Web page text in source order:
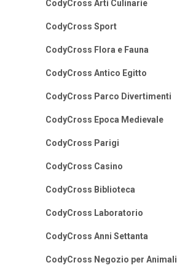
CodyCross Arti Culinarie
CodyCross Sport
CodyCross Flora e Fauna
CodyCross Antico Egitto
CodyCross Parco Divertimenti
CodyCross Epoca Medievale
CodyCross Parigi
CodyCross Casino
CodyCross Biblioteca
CodyCross Laboratorio
CodyCross Anni Settanta
CodyCross Negozio per Animali